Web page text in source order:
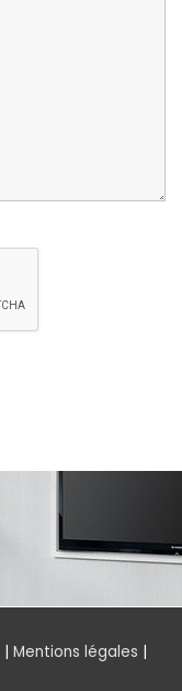
| Mentions légales |